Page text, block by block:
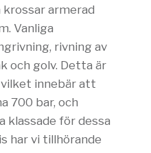
krossar armerad
Vanliga
rivning av
och golv. Detta är
innebär att
700 bar, och
klassade för dessa
har vi tillhörande